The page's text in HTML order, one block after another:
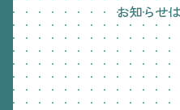
お知らせ